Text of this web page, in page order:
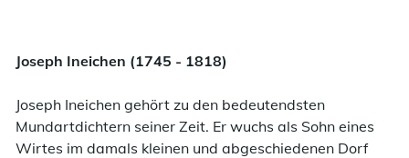
Joseph Ineichen (1745 - 1818)
Joseph Ineichen gehört zu den bedeutendsten
Mundartdichtern seiner Zeit. Er wuchs als Sohn eines
Wirtes im damals kleinen und abgeschiedenen Dorf